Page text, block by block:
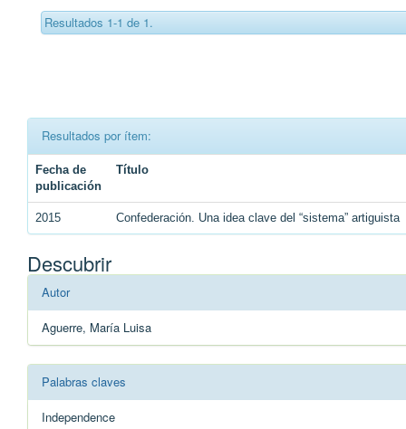
Resultados 1-1 de 1.
Resultados por ítem:
Fecha de
publicación
Título
2015 Confederación. Una idea clave del “sistema” artiguista
Descubrir
Autor
Aguerre, María Luisa
Palabras claves
Independence